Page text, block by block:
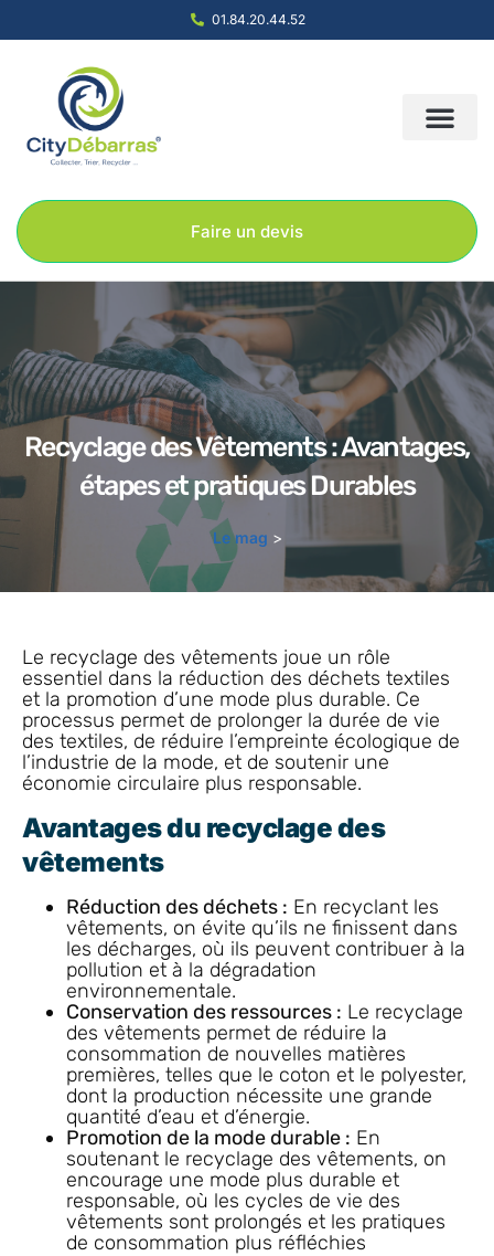
01.84.20.44.52
Faire un devis
Recyclage des Vêtements : Avantages,
étapes et pratiques Durables
Le mag >
Le recyclage des vêtements joue un rôle
essentiel dans la réduction des déchets textiles
et la promotion d’une mode plus durable. Ce
processus permet de prolonger la durée de vie
des textiles, de réduire l’empreinte écologique de
l’industrie de la mode, et de soutenir une
économie circulaire plus responsable.
Avantages du recyclage des
vêtements
Réduction des déchets : En recyclant les
vêtements, on évite qu’ils ne finissent dans
les décharges, où ils peuvent contribuer à la
pollution et à la dégradation
environnementale.
Conservation des ressources : Le recyclage
des vêtements permet de réduire la
consommation de nouvelles matières
premières, telles que le coton et le polyester,
dont la production nécessite une grande
quantité d’eau et d’énergie.
Promotion de la mode durable : En
soutenant le recyclage des vêtements, on
encourage une mode plus durable et
responsable, où les cycles de vie des
vêtements sont prolongés et les pratiques
de consommation plus réfléchies